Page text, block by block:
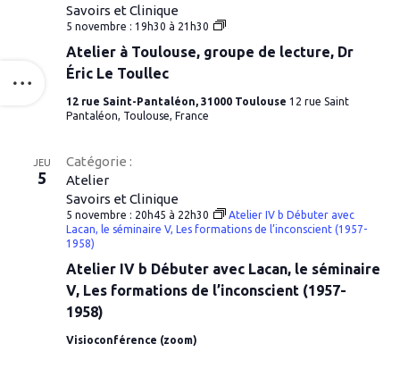
Atelier à Toulouse, groupe de lecture, Dr
Éric Le Toullec
Savoirs et Clinique
5 novembre : 19h30 à 21h30
Atelier
Toulouse,
lecture,
12 rue Saint-Pantaléon, 31000 Toulouse 12 rue Saint
Pantaléon, Toulouse, France
JEU
5
Atelier IV b Débuter avec Lacan, le séminaire
V, Les formations de l’inconscient (1957-
1958)
Catégorie :
Atelier
Savoirs et Clinique
5 novembre : 20h45 à 22h30
Atelier IV b Débuter avec
Lacan, le séminaire V, Les formations de l’inconscient (1957-
1958)
Visioconférence (zoom)